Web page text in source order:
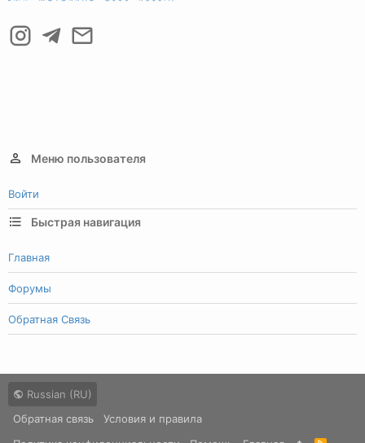
Меню пользователя
Войти
Быстрая навигация
Главная
Форумы
Обратная Связь
Russian (RU)
Обратная связь
Условия и правила